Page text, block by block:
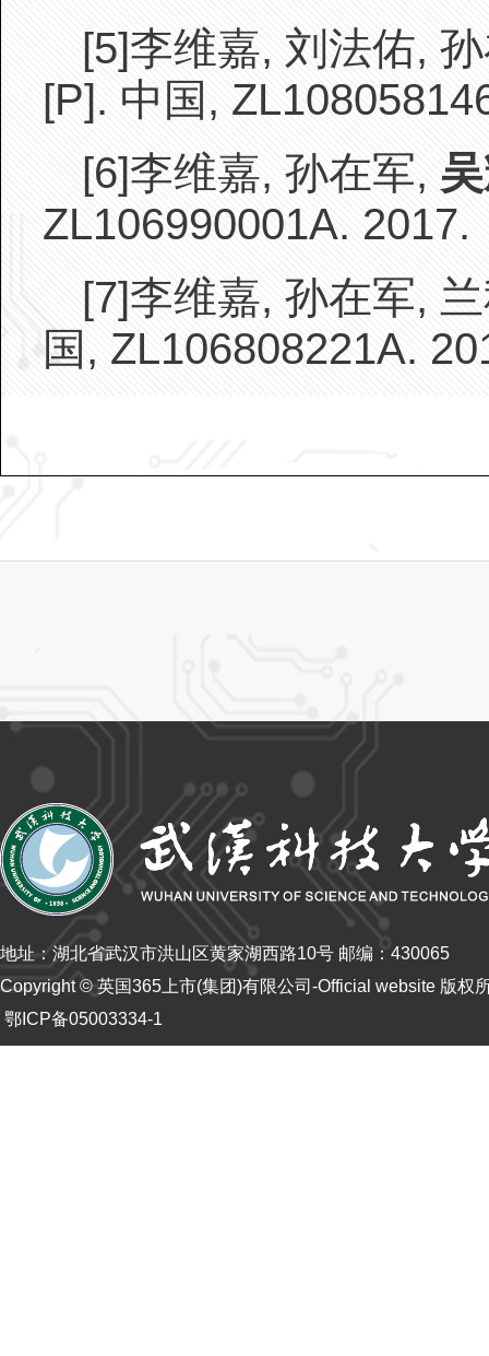
[5]李维嘉, 刘法佑,
[P]. 中国,
[6]李维嘉, 孙在军,
ZL106990001A. 2017.
[7]李维嘉, 孙在军,
国, ZL106808221A.
地址：湖北省武汉市洪山区黄家湖西路10号 邮编：430065
Copyright © 英国365上市(集团)有限公司-Official website 版权
鄂ICP备05003334-1